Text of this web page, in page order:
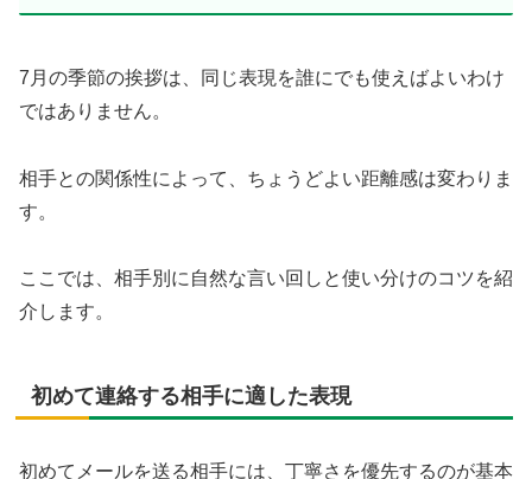
7月の季節の挨拶は、同じ表現を誰にでも使えばよいわけ
ではありません。
相手との関係性によって、ちょうどよい距離感は変わりま
す。
ここでは、相手別に自然な言い回しと使い分けのコツを紹
介します。
初めて連絡する相手に適した表現
初めてメールを送る相手には、丁寧さを優先するのが基本